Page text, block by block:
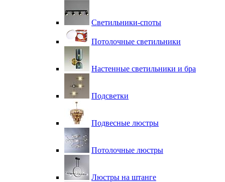
Светильники-споты
Потолочные светильники
Настенные светильники и бра
Подсветки
Подвесные люстры
Потолочные люстры
Люстры на штанге